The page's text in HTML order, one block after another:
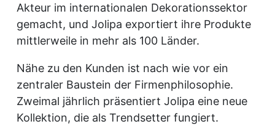
Akteur im internationalen Dekorationssektor
gemacht, und Jolipa exportiert ihre Produkte
mittlerweile in mehr als 100 Länder.
Nähe zu den Kunden ist nach wie vor ein
zentraler Baustein der Firmenphilosophie.
Zweimal jährlich präsentiert Jolipa eine neue
Kollektion, die als Trendsetter fungiert.